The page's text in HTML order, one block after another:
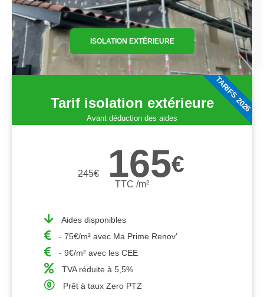
ISOLATION EXTÉRIEURE
Tarif isolation extérieure
Avant déduction des aides
245€ 165€
TTC /m²
Aides disponibles
- 75€/m² avec Ma Prime Renov'
- 9€/m² avec les CEE
TVA réduite à 5,5%
Prêt à taux Zero PTZ
TARIFS 2026